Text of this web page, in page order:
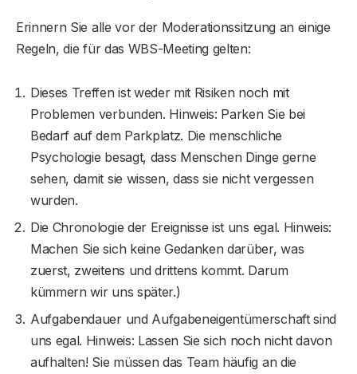
Erinnern Sie alle vor der Moderationssitzung an einige
Regeln, die für das WBS-Meeting gelten:
Dieses Treffen ist weder mit Risiken noch mit
Problemen verbunden. Hinweis: Parken Sie bei
Bedarf auf dem Parkplatz. Die menschliche
Psychologie besagt, dass Menschen Dinge gerne
sehen, damit sie wissen, dass sie nicht vergessen
wurden.
Die Chronologie der Ereignisse ist uns egal. Hinweis:
Machen Sie sich keine Gedanken darüber, was
zuerst, zweitens und drittens kommt. Darum
kümmern wir uns später.)
Aufgabendauer und Aufgabeneigentümerschaft sind
uns egal. Hinweis: Lassen Sie sich noch nicht davon
aufhalten! Sie müssen das Team häufig an die